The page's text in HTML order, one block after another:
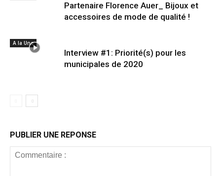
Partenaire Florence Auer_ Bijoux et
accessoires de mode de qualité !
A la Une
Interview #1: Priorité(s) pour les
municipales de 2020
PUBLIER UNE REPONSE